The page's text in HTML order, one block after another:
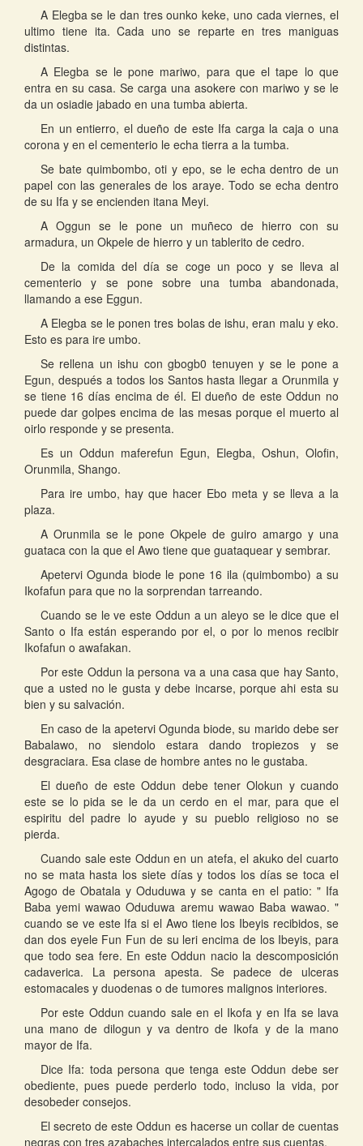
A Elegba se le dan tres ounko keke, uno cada viernes, el
ultimo tiene ita. Cada uno se reparte en tres maniguas
distintas.
A Elegba se le pone mariwo, para que el tape lo que
entra en su casa. Se carga una asokere con mariwo y se le
da un osiadie jabado en una tumba abierta.
En un entierro, el dueño de este Ifa carga la caja o una
corona y en el cementerio le echa tierra a la tumba.
Se bate quimbombo, oti y epo, se le echa dentro de un
papel con las generales de los araye. Todo se echa dentro
de su Ifa y se encienden itana Meyi.
A Oggun se le pone un muñeco de hierro con su
armadura, un Okpele de hierro y un tablerito de cedro.
De la comida del día se coge un poco y se lleva al
cementerio y se pone sobre una tumba abandonada,
llamando a ese Eggun.
A Elegba se le ponen tres bolas de ishu, eran malu y eko.
Esto es para ire umbo.
Se rellena un ishu con gbogb0 tenuyen y se le pone a
Egun, después a todos los Santos hasta llegar a Orunmila y
se tiene 16 días encima de él. El dueño de este Oddun no
puede dar golpes encima de las mesas porque el muerto al
oirlo responde y se presenta.
Es un Oddun maferefun Egun, Elegba, Oshun, Olofin,
Orunmila, Shango.
Para ire umbo, hay que hacer Ebo meta y se lleva a la
plaza.
A Orunmila se le pone Okpele de guiro amargo y una
guataca con la que el Awo tiene que guataquear y sembrar.
Apetervi Ogunda biode le pone 16 ila (quimbombo) a su
Ikofafun para que no la sorprendan tarreando.
Cuando se le ve este Oddun a un aleyo se le dice que el
Santo o Ifa están esperando por el, o por lo menos recibir
Ikofafun o awafakan.
Por este Oddun la persona va a una casa que hay Santo,
que a usted no le gusta y debe incarse, porque ahi esta su
bien y su salvación.
En caso de la apetervi Ogunda biode, su marido debe ser
Babalawo, no siendolo estara dando tropiezos y se
desgraciara. Esa clase de hombre antes no le gustaba.
El dueño de este Oddun debe tener Olokun y cuando
este se lo pida se le da un cerdo en el mar, para que el
espiritu del padre lo ayude y su pueblo religioso no se
pierda.
Cuando sale este Oddun en un atefa, el akuko del cuarto
no se mata hasta los siete días y todos los días se toca el
Agogo de Obatala y Oduduwa y se canta en el patio: " Ifa
Baba yemi wawao Oduduwa aremu wawao Baba wawao. "
cuando se ve este Ifa si el Awo tiene los Ibeyis recibidos, se
dan dos eyele Fun Fun de su leri encima de los Ibeyis, para
que todo sea fere. En este Oddun nacio la descomposición
cadaverica. La persona apesta. Se padece de ulceras
estomacales y duodenas o de tumores malignos interiores.
Por este Oddun cuando sale en el Ikofa y en Ifa se lava
una mano de dilogun y va dentro de Ikofa y de la mano
mayor de Ifa.
Dice Ifa: toda persona que tenga este Oddun debe ser
obediente, pues puede perderlo todo, incluso la vida, por
desobeder consejos.
El secreto de este Oddun es hacerse un collar de cuentas
negras con tres azabaches intercalados entre sus cuentas.